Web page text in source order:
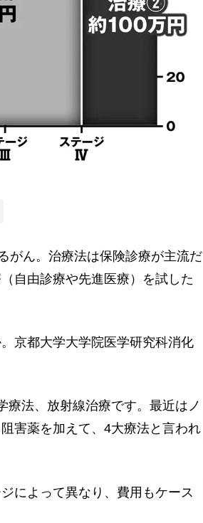
がん。治療法は保険診療が主流だ
自由診療や先進医療）を試した
京都大学大学院医学研究科消化
療法、放射線治療です。最近はノ
害薬を加えて、4大療法と言われ
によって異なり、費用もケース